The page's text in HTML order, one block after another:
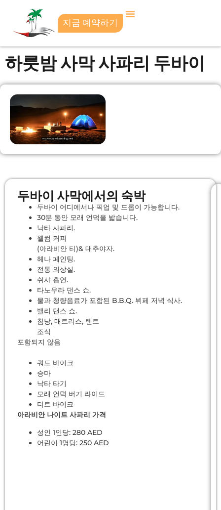
지금 예약하기
하룻밤 사막 사파리 두바이
두바이 사막에서의 숙박
두바이 어디에서나 픽업 및 드롭이 가능합니다.
30분 동안 모래 언덕을 밟습니다.
낙타 사파리.
웰컴 커피
(아라비안 티)& 대추야자.
헤나 페인팅.
전통 의상실.
쉬샤 흡연.
타노우라 댄스 쇼.
물과 청량음료가 포함된 B.B.Q. 뷔페 저녁 식사.
밸리 댄스 쇼.
침낭, 매트리스, 텐트
조식
포함되지 않음
쿼드 바이크
승마
낙타 타기
모래 언덕 버기 라이드
더트 바이크
아라비안 나이트 사파리 가격
성인 1인당: 280 AED
어린이 1명당: 250 AED